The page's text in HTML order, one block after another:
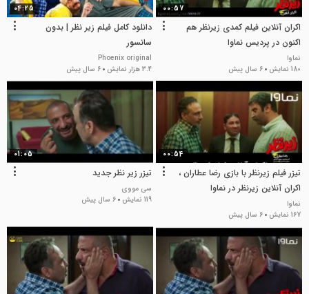
00:57
اکران آنلاین فیلم کمدی زیرنظر هم
اکنون در پردیس نماوا
نماوا
180 نمایش
6 سال پیش
04:25
دانلود کامل فیلم زیر نظر | بدون
سانسور
Phoenix original
3.4 هزار نمایش
6 سال پیش
00:54
تیزر فیلم زیرنظر با بازی رضا عطاران ،
اکران آنلاین زیرنظر در نماوا
نماوا
167 نمایش
6 سال پیش
01:05
تیزر زیر نظر جدید
سی مووی
119 نمایش
6 سال پیش